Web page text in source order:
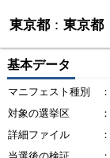
東京都：東京都
基本データ
マニフェスト種別 ：
対象の選挙区
：
詳細ファイル
：